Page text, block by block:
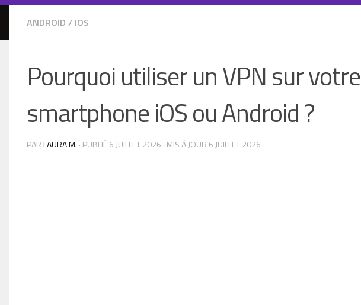
ANDROID / IOS
Pourquoi utiliser un VPN sur votre
smartphone iOS ou Android ?
PARLAURA M. · PUBLIÉ6 JUILLET 2026 · MIS À JOUR 6 JUILLET 2026